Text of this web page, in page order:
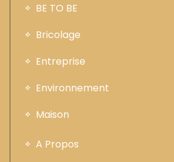
BE TO BE
Bricolage
Entreprise
Environnement
Maison
A Propos